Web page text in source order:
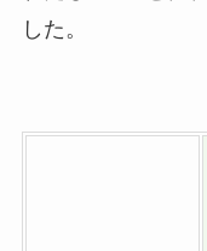
した。